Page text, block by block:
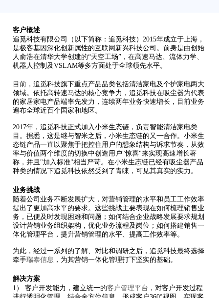
客户概述
追觅科技有限公司（以下简称：追觅科技）2015年成立于上海，
是极客基因深化创新属性的互联网新兴科技公司。前身是由创始
人俞浩在清华大学创建的“天空工场”，在高速马达、流体力学、
机器人控制及VSLAM等多方面处于全球领先水平。
目前，追觅科技旗下重点产品品类包括清洁家电及个护家电两大
领域。依托高转速马达的核心竞争力，追觅科技在吸尘器为代表
的家居家电产品端率先发力，连续两年业务快速增长，目前业务
遍布全球近百个国家和地区。
2017年，追觅科技正式加入小米生态链，负责智能清洁家电类
目。据悉，这是继与智米之后，小米生态链的又一合作。小米生
态链产品一直以聚焦于把控住用户的想象结构与诉求节奏，从效
率与价值两个维度的切换中创造用户"惊喜"来实现高速增长著
称，并且"加入标准"相当严苛。在小米生态链已经有吸尘器产品
种类的情况下追觅科技依然受到了青睐，可见其真实的实力。
业务挑战
随着公司业务不断发展扩大，对营销管理的水平和员工工作效率
提出了更加高水平的要求。这些挑战主要表现在如何梳理销售业
务，已便及时发现困难和问题；如何结合企业战略发展要求规划
设计营销业务组织架构，优化业务流程及岗位；如何搭建销售一
体化管理平台，提升营销管理的水平、提高工作效率等。
为此，经过一系列的了解、对比和调研之后，追觅科技最终选择
牵手瑞泰信息 ，为其营销一体化管理打下坚实的基础。
解决方案
1） 客户开发能力，建立统一的客户管理平台 ，对客户开发过程